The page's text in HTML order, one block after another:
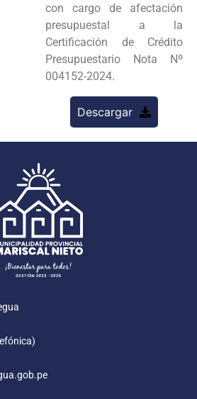
con cargo de afectación
presupuestal a la
Certificación de Crédito
Presupuestario Nota Nº
004152-2024.
Descargar